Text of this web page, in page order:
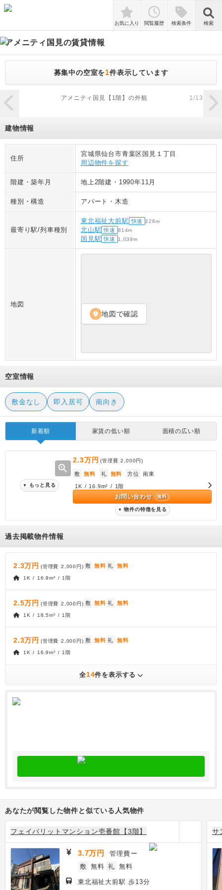
検索
お気に入り 閲覧履歴 検索条件 検索
アメニティ国見の賃貸情報
募集中の空室を1件表示しています
zoom_in
アメニティ国見【1階】の外観 1/13
建物情報
住所
宮城県仙台市青葉区国見１丁目
周辺物件を探す
階建・築年月 地上2階建 ・ 1990年11月
種別・構造 アパート ・ 木造
最寄り駅/列車種別
東北福祉大前駅 快速 226m
北山駅 快速 814m
国見駅 快速 1,039m
地図
location_on 地図で確認
空室情報
敷金なし 即入居可 南向き
新着順 家賃の低い順 面積の広い順
zoom_in
▼ もっと見る
2.3万円 (管理費2,000円)
敷 無料 礼 無料 方位 南東
1K / 16.9m² / 1階
お問い合わせ 無料
▼ 物件の特徴を見る
過去掲載物件情報
2.3万円 (管理費 2,000円) 敷 無料 礼 無料
1K / 16.9m² / 1階
2.5万円 (管理費 2,000円) 敷 無料 礼 無料
1K / 18.5m² / 1階
2.3万円 (管理費 2,000円) 敷 無料 礼 無料
1K / 16.9m² / 1階
全14件を表示する
あなたが閲覧した物件と似ている人気物件
フェイバリットマンション壱番館【3階】
3.7万円 管理費 ー
敷 無料 礼 無料
東北福祉大前駅 歩13分
サ